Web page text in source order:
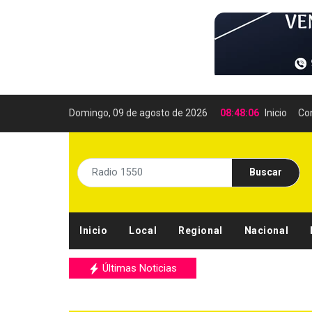
Domingo, 09 de agosto de 2026 08:48:07 Inicio
Buscar
Inicio Local Regional Nacional
Últimas Noticias